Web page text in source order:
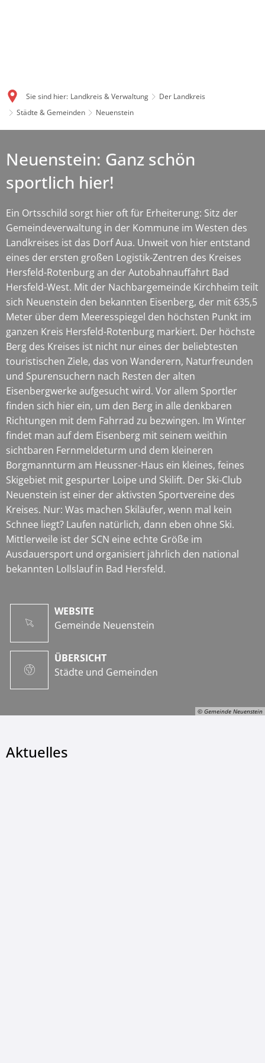
Sie sind hier: Landkreis & Verwaltung
Der Landkreis
Städte & Gemeinden
Neuenstein
© Gemeinde Neuenstein
Neuenstein: Ganz schön
sportlich hier!
Ein Ortsschild sorgt hier oft für Erheiterung: Sitz der
Gemeindeverwaltung in der Kommune im Westen des
Landkreises ist das Dorf Aua. Unweit von hier entstand
eines der ersten großen Logistik-Zentren des Kreises
Hersfeld-Rotenburg an der Autobahnauffahrt Bad
Hersfeld-West. Mit der Nachbargemeinde Kirchheim teilt
sich Neuenstein den bekannten Eisenberg, der mit 635,5
Meter über dem Meeresspiegel den höchsten Punkt im
ganzen Kreis Hersfeld-Rotenburg markiert. Der höchste
Berg des Kreises ist nicht nur eines der beliebtesten
touristischen Ziele, das von Wanderern, Naturfreunden
und Spurensuchern nach Resten der alten
Eisenbergwerke aufgesucht wird. Vor allem Sportler
finden sich hier ein, um den Berg in alle denkbaren
Richtungen mit dem Fahrrad zu bezwingen. Im Winter
findet man auf dem Eisenberg mit seinem weithin
sichtbaren Fernmeldeturm und dem kleineren
Borgmannturm am Heussner-Haus ein kleines, feines
Skigebiet mit gespurter Loipe und Skilift. Der Ski-Club
Neuenstein ist einer der aktivsten Sportvereine des
Kreises. Nur: Was machen Skiläufer, wenn mal kein
Schnee liegt? Laufen natürlich, dann eben ohne Ski.
Mittlerweile ist der SCN eine echte Größe im
Ausdauersport und organisiert jährlich den national
bekannten Lollslauf in Bad Hersfeld.
WEBSITE
Gemeinde Neuenstein
ÜBERSICHT
Städte und Gemeinden
Aktuelles